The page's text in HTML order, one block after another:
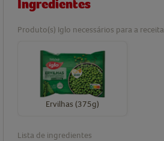
Ingredientes
Produto(s) Iglo necessários para a receita
Ervilhas (375g)
Lista de ingredientes